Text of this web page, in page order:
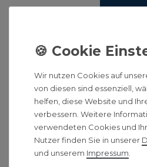
Grohe
Surf
93,90 € *
*inkl. ges.
Geberit
Wir nutzen Cookies auf
von diesen sind essenziell,
helfen, diese Website und
verbessern. Weitere
verwendeten Cookies und
Nutzer finden Sie in unserer
und unserem Impressum